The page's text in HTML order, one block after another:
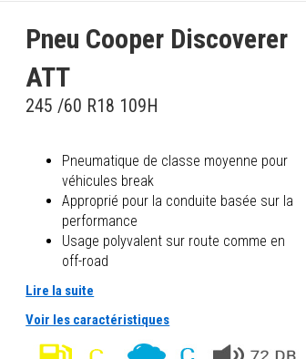
Pneu Cooper Discoverer
ATT
245 /60 R18 109H
Pneumatique de classe moyenne pour
véhicules break
Approprié pour la conduite basée sur la
performance
Usage polyvalent sur route comme en
off-road
Lire la suite
Voir les caractéristiques